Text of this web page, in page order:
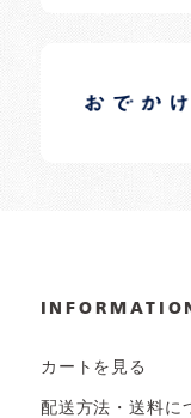
日常の様子など随
カートを見る
配送方法・送料に